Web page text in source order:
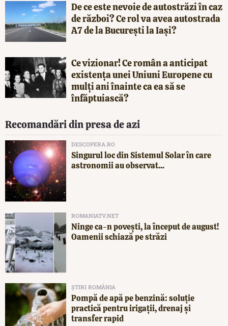
De ce este nevoie de autostrăzi în caz
de război? Ce rol va avea autostrada
A7 de la București la Iași?
Ce vizionar! Ce român a anticipat
existența unei Uniuni Europene cu
mulți ani înainte ca ea să se
înfăptuiască?
Recomandări din presa de azi
DESCOPERA.RO
Singurul loc din Sistemul Solar în care
astronomii au observat...
ROMANIATV.NET
Ninge ca-n povești, la început de august!
Oamenii schiază pe străzi
ȘTIRI ROMÂNIA
Pompă de apă pe benzină: soluție
practică pentru irigații, drenaj și
transfer rapid